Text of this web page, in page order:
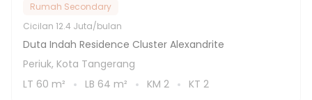
Rumah Secondary
Cicilan 12.4 Juta/bulan
Duta Indah Residence Cluster Alexandrite
Periuk, Kota Tangerang
LT 60 m² LB 64 m² KM 2 KT 2